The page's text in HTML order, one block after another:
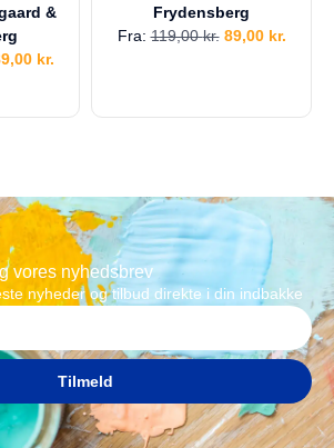
&
kr.
Frydensberg
Fra:119,00kr. 89,00 kr.
vores nyhedsbrev
nyheder og tilbud direkte i din indbakke
Tilmeld